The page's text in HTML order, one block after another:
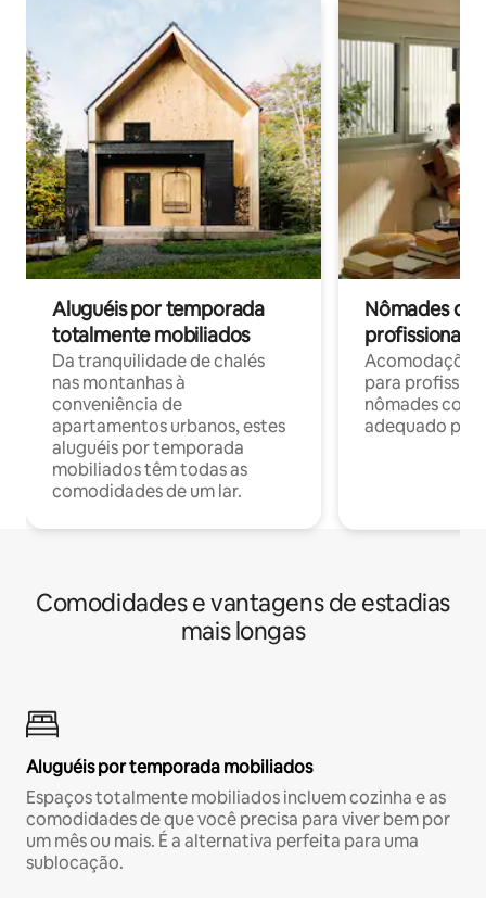
Aluguéis por temporada
totalmente mobiliados
Da tranquilidade de chalés
nas montanhas à
conveniência de
apartamentos urbanos, estes
aluguéis por temporada
mobiliados têm todas as
comodidades de um lar.
Nômades
profissionais
para
nômades com
adequado
Comodidades e vantagens de estadias
mais longas
Aluguéis por temporada mobiliados
Espaços totalmente mobiliados incluem cozinha e as
comodidades de que você precisa para viver bem por
um mês ou mais. É a alternativa perfeita para uma
sublocação.